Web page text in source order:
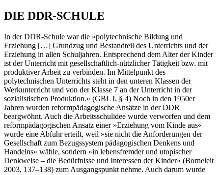
DIE DDR-SCHULE
In der DDR-Schule war die »polytechnische Bildung und
Erziehung […] Grundzug und Bestandteil des Unterrichts und der
Erziehung in allen Schuljahren. Entsprechend dem Alter der Kinder
ist der Unterricht mit gesellschaftlich-nützlicher Tätigkeit bzw. mit
produktiver Arbeit zu verbinden. Im Mittelpunkt des
polytechnischen Unterrichts steht in den unteren Klassen der
Werkunterricht und von der Klasse 7 an der Unterricht in der
sozialistischen Produktion.« (GBL I, § 4) Noch in den 1950er
Jahren wurden reform­pädagogische Ansätze in der DDR
beargwöhnt. Auch die Arbeitsschulidee wurde verworfen und dem
reformpädagogischen Ansatz einer ­»Erziehung vom Kinde aus«
wurde eine ­Abfuhr erteilt, weil »sie nicht die Anforderungen der
Gesellschaft zum Bezugssystem pädagogischen Denkens und
Handelns« wähle, sondern »in lebensfremder und utopischer
Denkweise – die Bedürfnisse und Interessen der Kinder« (Borneleit
2003, 137–138) zum Ausgangspunkt nehme. Auch darum wurde